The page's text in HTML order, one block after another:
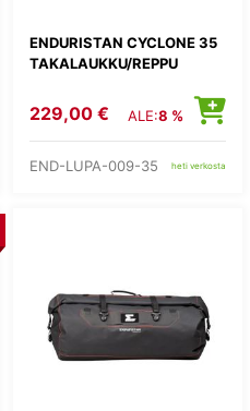
ENDURISTAN CYCLONE 35
TAKALAUKKU/REPPU
229,00 € ALE:8 %
END-LUPA-009-35 heti verkosta